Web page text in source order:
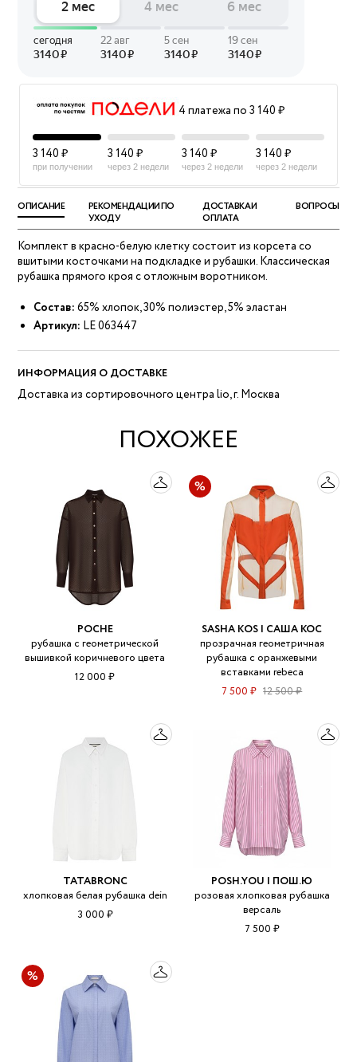
4 платежа по 3 140 ₽
3 140 ₽
при получении
3 140 ₽
через 2 недели
3 140 ₽
через 2 недели
3 140 ₽
через 2 недели
ОПИСАНИЕ
РЕКОМЕНДАЦИИ ПО
УХОДУ
ДОСТАВКА И
ОПЛАТА
ВОПРОСЫ
Комплект в красно-белую клетку состоит из корсета со
вшитыми косточками на подкладке и рубашки. Классическая
рубашка прямого кроя с отложным воротником.
Состав: 65% хлопок, 30% полиэстер, 5% эластан
Артикул: LE 063447
ИНФОРМАЦИЯ О ДОСТАВКЕ
Доставка из сортировочного центра lio, г. Москва
ПОХОЖЕЕ
POCHE
рубашка с геометрической
вышивкой коричневого цвета
12 000 ₽
SASHA KOS | САША КОС
прозрачная геометричная
рубашка с оранжевыми
вставками rebeca
7 500 ₽ 12 500 ₽
TATABRONC
хлопковая белая рубашка dein
3 000 ₽
POSH.YOU | ПОШ.Ю
розовая хлопковая рубашка
версаль
7 500 ₽